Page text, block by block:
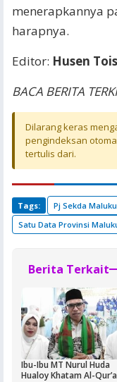
menerapkannya
harapnya.
Editor: Husen
BACA BERITA
Dilarang keras
pengindeksan
tertulis dari.
Tags: Pj Sekda Maluku
Satu Data Provinsi
Berita Terkait
Ibu-Ibu MT Nurul Huda
Hualoy Khatam Al-